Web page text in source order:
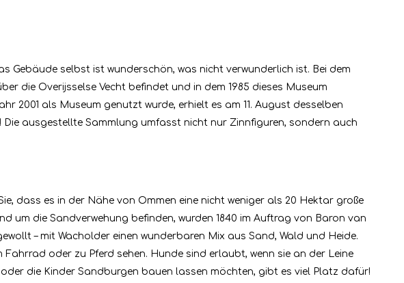
Gebäude selbst ist wunderschön, was nicht verwunderlich ist. Bei dem
die Overijsselse Vecht befindet und in dem 1985 dieses Museum
2001 als Museum genutzt wurde, erhielt es am 11. August desselben
Die ausgestellte Sammlung umfasst nicht nur Zinnfiguren, sondern auch
dass es in der Nähe von Ommen eine nicht weniger als 20 Hektar große
um die Sandverwehung befinden, wurden 1840 im Auftrag von Baron van
– mit Wacholder einen wunderbaren Mix aus Sand, Wald und Heide.
oder zu Pferd sehen. Hunde sind erlaubt, wenn sie an der Leine
die Kinder Sandburgen bauen lassen möchten, gibt es viel Platz dafür!